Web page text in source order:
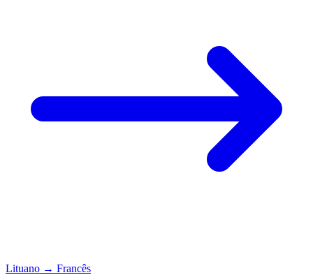
Lituano → Francês